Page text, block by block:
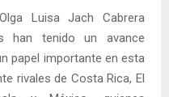
Luisa Jach Cabrera
han tenido un avance
papel importante en esta
rivales de Costa Rica, El